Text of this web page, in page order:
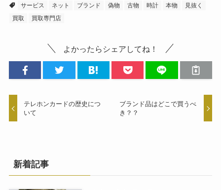
サービス
ネット ブランド 偽物 古物 時計 本物
見抜く
買取
買取専門店
よかったらシェアしてね！
テレホンカードの歴史につ
いて
ブランド品はどこで買うべ
き？？
新着記事